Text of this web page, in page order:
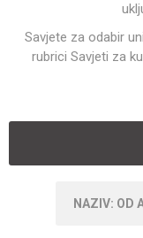
Savjete za odabir
rubrici Savjeti za